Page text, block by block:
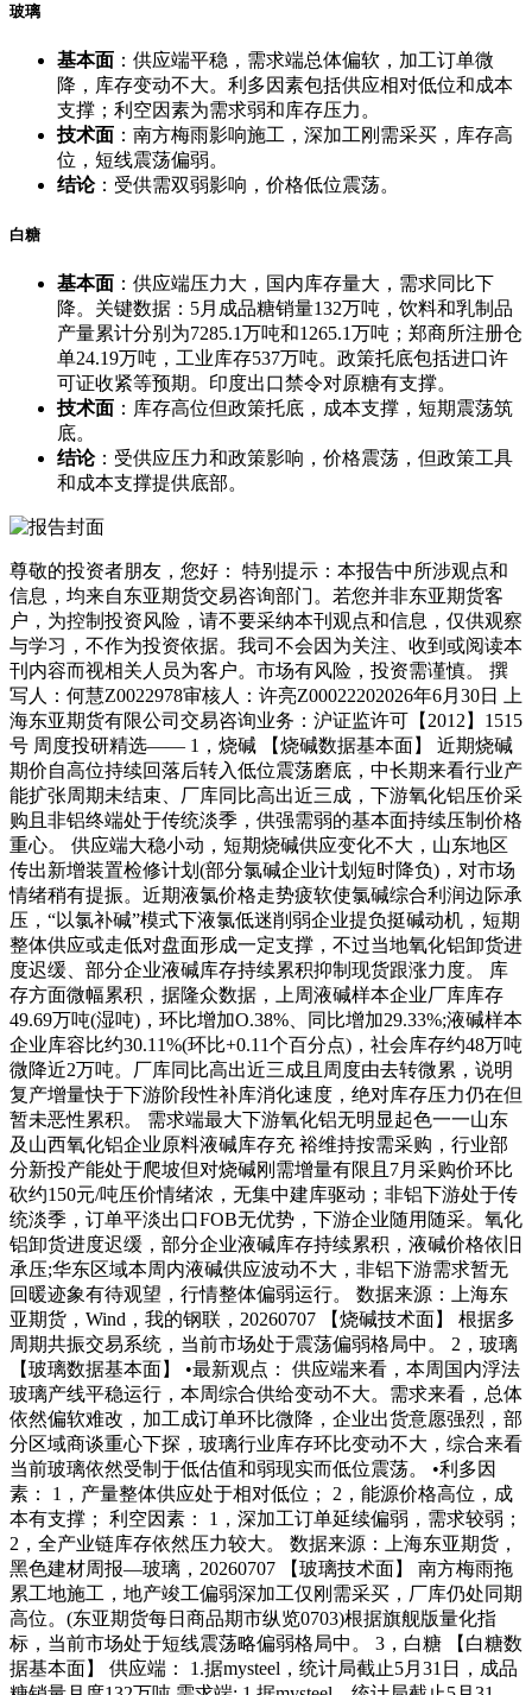
玻璃
基本面 ：供应端平稳，需求端总体偏软，加工订单微
降，库存变动不大。利多因素包括供应相对低位和成本
支撑；利空因素为需求弱和库存压力。
技术面 ：南方梅雨影响施工，深加工刚需采买，库存高
位，短线震荡偏弱。
结论：受供需双弱影响，价格低位震荡。
白糖
基本面 ：供应端压力大，国内库存量大，需求同比下
降。关键数据：5月成品糖销量132万吨，饮料和乳制品
产量累计分别为7285.1万吨和1265.1万吨；郑商所注册仓
单24.19万吨，工业库存537万吨。政策托底包括进口许
可证收紧等预期。印度出口禁令对原糖有支撑。
技术面 ：库存高位但政策托底，成本支撑，短期震荡筑
底。
结论：受供应压力和政策影响，价格震荡，但政策工具
和成本支撑提供底部。
尊敬的投资者朋友，您好： 特别提示：本报告中所涉观点和
信息，均来自东亚期货交易咨询部门。若您并非东亚期货客
户，为控制投资风险，请不要采纳本刊观点和信息，仅供观察
与学习，不作为投资依据。我司不会因为关注、收到或阅读本
刊内容而视相关人员为客户。市场有风险，投资需谨慎。 撰
写人：何慧Z0022978审核人：许亮Z00022202026年6月30日 上
海东亚期货有限公司交易咨询业务：沪证监许可【2012】1515
号 周度投研精选—— 1，烧碱 【烧碱数据基本面】 近期烧碱
期价自高位持续回落后转入低位震荡磨底，中长期来看行业产
能扩张周期未结束、厂库同比高出近三成，下游氧化铝压价采
购且非铝终端处于传统淡季，供强需弱的基本面持续压制价格
重心。 供应端大稳小动，短期烧碱供应变化不大，山东地区
传出新增装置检修计划(部分氯碱企业计划短时降负)，对市场
情绪稍有提振。近期液氯价格走势疲软使氯碱综合利润边际承
压，“以氯补碱”模式下液氯低迷削弱企业提负挺碱动机，短期
整体供应或走低对盘面形成一定支撑，不过当地氧化铝卸货进
度迟缓、部分企业液碱库存持续累积抑制现货跟涨力度。 库
存方面微幅累积，据隆众数据，上周液碱样本企业厂库库存
49.69万吨(湿吨)，环比增加O.38%、同比增加29.33%;液碱样本
企业库容比约30.11%(环比+0.11个百分点)，社会库存约48万吨
微降近2万吨。厂库同比高出近三成且周度由去转微累，说明
复产增量快于下游阶段性补库消化速度，绝对库存压力仍在但
暂未恶性累积。 需求端最大下游氧化铝无明显起色一一山东
及山西氧化铝企业原料液碱库存充 裕维持按需采购，行业部
分新投产能处于爬坡但对烧碱刚需增量有限且7月采购价环比
砍约150元/吨压价情绪浓，无集中建库驱动；非铝下游处于传
统淡季，订单平淡出口FOB无优势，下游企业随用随采。氧化
铝卸货进度迟缓，部分企业液碱库存持续累积，液碱价格依旧
承压;华东区域本周内液碱供应波动不大，非铝下游需求暂无
回暖迹象有待观望，行情整体偏弱运行。 数据来源：上海东
亚期货，Wind，我的钢联，20260707 【烧碱技术面】 根据多
周期共振交易系统，当前市场处于震荡偏弱格局中。 2，玻璃
【玻璃数据基本面】 •最新观点： 供应端来看，本周国内浮法
玻璃产线平稳运行，本周综合供给变动不大。需求来看，总体
依然偏软难改，加工成订单环比微降，企业出货意愿强烈，部
分区域商谈重心下探，玻璃行业库存环比变动不大，综合来看
当前玻璃依然受制于低估值和弱现实而低位震荡。 •利多因
素： 1，产量整体供应处于相对低位； 2，能源价格高位，成
本有支撑； 利空因素： 1，深加工订单延续偏弱，需求较弱；
2，全产业链库存依然压力较大。 数据来源：上海东亚期货，
黑色建材周报—玻璃，20260707 【玻璃技术面】 南方梅雨拖
累工地施工，地产竣工偏弱深加工仅刚需采买，厂库仍处同期
高位。(东亚期货每日商品期市纵览0703)根据旗舰版量化指
标，当前市场处于短线震荡略偏弱格局中。 3，白糖 【白糖数
据基本面】 供应端： 1.据mysteel，统计局截止5月31日，成品